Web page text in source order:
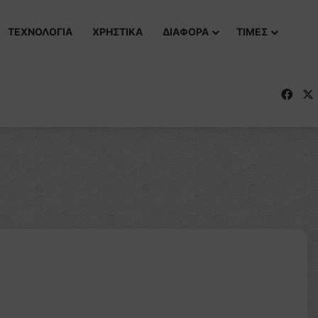
ΤΕΧΝΟΛΟΓΙΑ ΧΡΗΣΤΙΚΑ ΔΙΑΦΟΡΑ ΤΙΜΕΣ